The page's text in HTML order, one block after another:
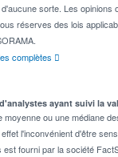
sorte. Les
réserves des lois
complètes
ayant suivi la
moyenne ou une médiane
l'inconvénient d'être
fourni par la société